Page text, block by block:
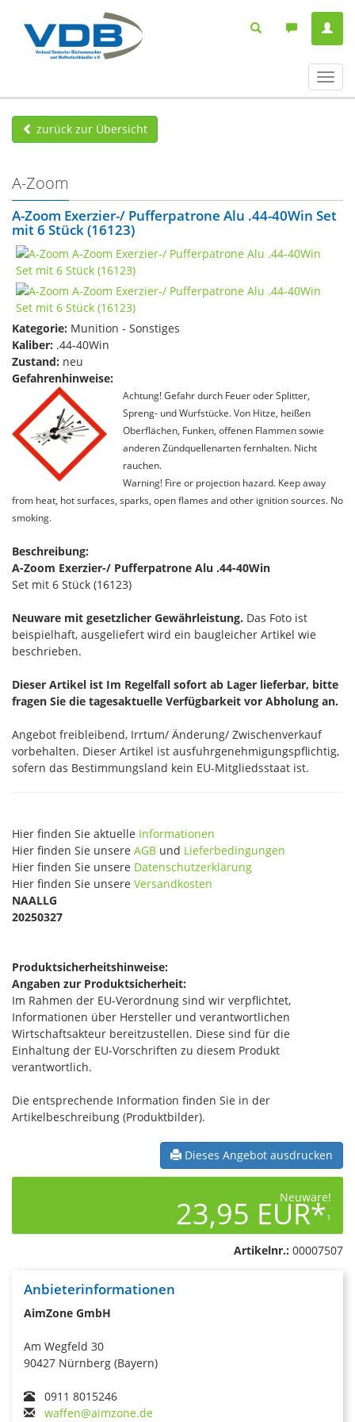
ein-/
zurück zur Übersicht
A-Zoom
A-Zoom Exerzier-/ Pufferpatrone Alu .44-40Win Set
mit 6 Stück (16123)
Kategorie: Munition - Sonstiges
Kaliber: .44-40Win
Zustand: neu
Gefahrenhinweise:
Achtung! Gefahr durch Feuer oder Splitter,
Spreng- und Wurfstücke. Von Hitze, heißen
Oberflächen, Funken, offenen Flammen sowie
anderen Zündquellenarten fernhalten. Nicht
rauchen.
Warning! Fire or projection hazard. Keep away
from heat, hot surfaces, sparks, open flames and other ignition sources. No
smoking.
Beschreibung:
A-Zoom Exerzier-/ Pufferpatrone Alu .44-40Win
Set mit 6 Stück (16123)
Neuware mit gesetzlicher Gewährleistung. Das Foto ist
beispielhaft, ausgeliefert wird ein baugleicher Artikel wie
beschrieben.
Dieser Artikel ist Im Regelfall sofort ab Lager lieferbar, bitte
fragen Sie die tagesaktuelle Verfügbarkeit vor Abholung an.
Angebot freibleibend, Irrtum/ Änderung/ Zwischenverkauf
vorbehalten. Dieser Artikel ist ausfuhrgenehmigungspflichtig,
sofern das Bestimmungsland kein EU-Mitgliedsstaat ist.
Hier finden Sie aktuelle Informationen
Hier finden Sie unsere AGB und Lieferbedingungen
Hier finden Sie unsere Datenschutzerklärung
Hier finden Sie unsere Versandkosten
NAALLG
20250327
Produktsicherheitshinweise:
Angaben zur Produktsicherheit:
Im Rahmen der EU-Verordnung sind wir verpflichtet,
Informationen über Hersteller und verantwortlichen
Wirtschaftsakteur bereitzustellen. Diese sind für die
Einhaltung der EU-Vorschriften zu diesem Produkt
verantwortlich.
Die entsprechende Information finden Sie in der
Artikelbeschreibung (Produktbilder).
Dieses Angebot ausdrucken
Neuware!
23,95 EUR*1
Artikelnr.: 00007507
Anbieterinformationen
AimZone GmbH
Am Wegfeld 30
90427 Nürnberg (Bayern)
0911 8015246
waffen@aimzone.de